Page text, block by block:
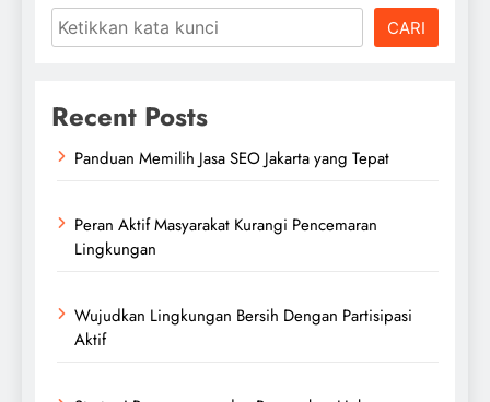
CARI
Recent Posts
Panduan Memilih Jasa SEO Jakarta yang Tepat
Peran Aktif Masyarakat Kurangi Pencemaran
Lingkungan
Wujudkan Lingkungan Bersih Dengan Partisipasi
Aktif